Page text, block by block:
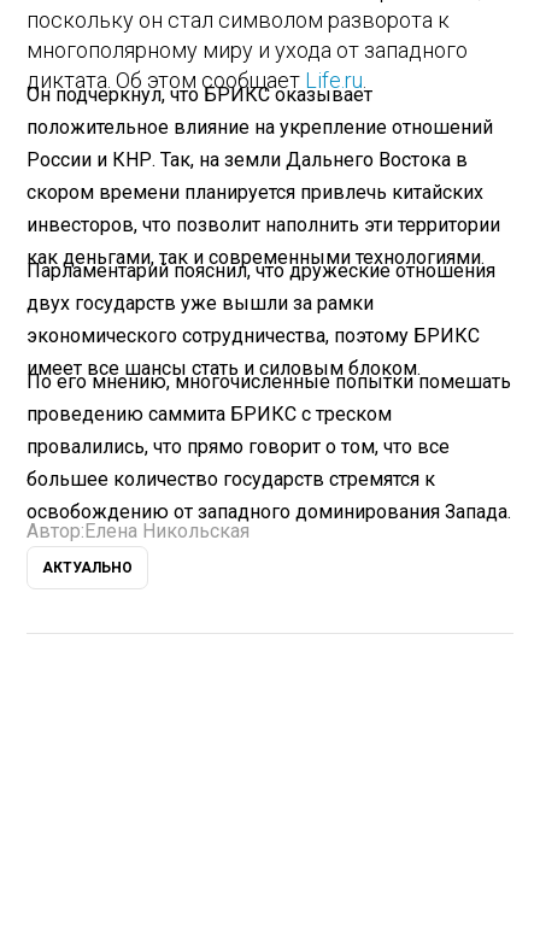
поскольку он стал символом разворота к
многополярному миру и ухода от западного
диктата. Об этом сообщает Life.ru
Он подчеркнул, что БРИКС оказывает
положительное влияние на укрепление отношений
России и КНР. Так, на земли Дальнего Востока в
скором времени планируется привлечь китайских
инвесторов, что позволит наполнить эти территории
как деньгами, так и современными технологиями.
Парламентарий пояснил, что дружеские отношения
двух государств уже вышли за рамки
экономического сотрудничества, поэтому БРИКС
имеет все шансы стать и силовым блоком.
По его мнению, многочисленные попытки помешать
проведению саммита БРИКС с треском
провалились, что прямо говорит о том, что все
большее количество государств стремятся к
освобождению от западного доминирования Запада.
Автор: Елена Никольская
АКТУАЛЬНО